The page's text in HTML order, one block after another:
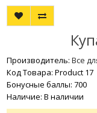
Производитель: Все
Код Товара: Product 17
Бонусные баллы: 700
Наличие: В наличии